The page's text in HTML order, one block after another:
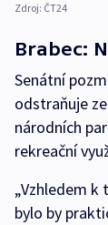
Zdroj: ČT24
Brabec:
Senátní
odstraňuje
národních
rekreační
„Vzhledem k
bylo by